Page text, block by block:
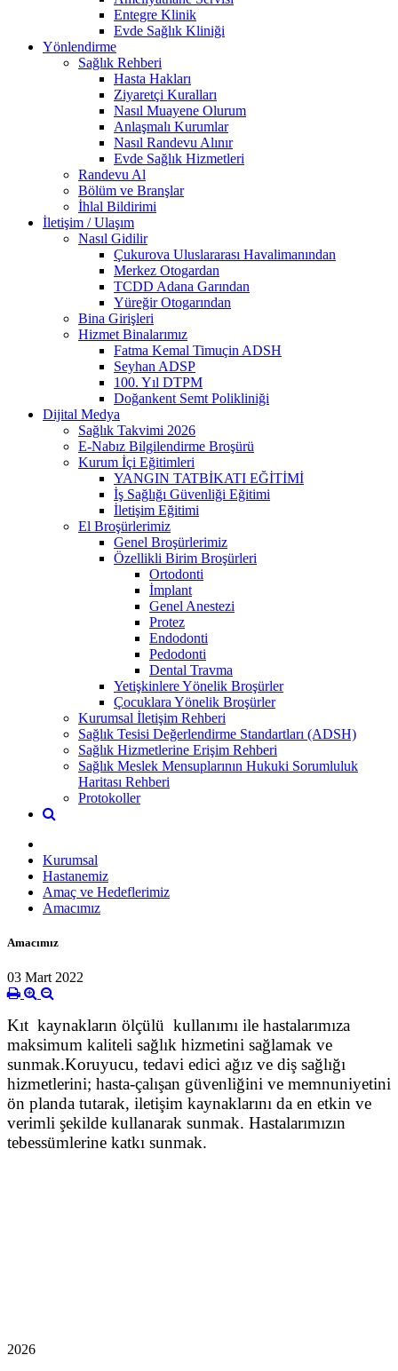
Entegre Klinik
Evde Sağlık Kliniği
Yönlendirme
Sağlık Rehberi
Hasta Hakları
Ziyaretçi Kuralları
Nasıl Muayene Olurum
Anlaşmalı Kurumlar
Nasıl Randevu Alınır
Evde Sağlık Hizmetleri
Randevu Al
Bölüm ve Branşlar
İhlal Bildirimi
İletişim / Ulaşım
Nasıl Gidilir
Çukurova Uluslararası Havalimanından
Merkez Otogardan
TCDD Adana Garından
Yüreğir Otogarından
Bina Girişleri
Hizmet Binalarımız
Fatma Kemal Timuçin ADSH
Seyhan ADSP
100. Yıl DTPM
Doğankent Semt Polikliniği
Dijital Medya
Sağlık Takvimi 2026
E-Nabız Bilgilendirme Broşürü
Kurum İçi Eğitimleri
YANGIN TATBİKATI EĞİTİMİ
İş Sağlığı Güvenliği Eğitimi
İletişim Eğitimi
El Broşürlerimiz
Genel Broşürlerimiz
Özellikli Birim Broşürleri
Ortodonti
İmplant
Genel Anestezi
Protez
Endodonti
Pedodonti
Dental Travma
Yetişkinlere Yönelik Broşürler
Çocuklara Yönelik Broşürler
Kurumsal İletişim Rehberi
Sağlık Tesisi Değerlendirme Standartları (ADSH)
Sağlık Hizmetlerine Erişim Rehberi
Sağlık Meslek Mensuplarının Hukuki Sorumluluk
Haritası Rehberi
Protokoller
Kurumsal
Hastanemiz
Amaç ve Hedeflerimiz
Amacımız
Amacımız
03 Mart 2022
Kıt kaynakların ölçülü kullanımı ile hastalarımıza
maksimum kaliteli sağlık hizmetini sağlamak ve
sunmak.Koruyucu, tedavi edici ağız ve diş sağlığı
hizmetlerini; hasta-çalışan güvenliğini ve memnuniyetini
ön planda tutarak, iletişim kaynaklarını da en etkin ve
verimli şekilde kullanarak sunmak. Hastalarımızın
tebessümlerine katkı sunmak.
2026